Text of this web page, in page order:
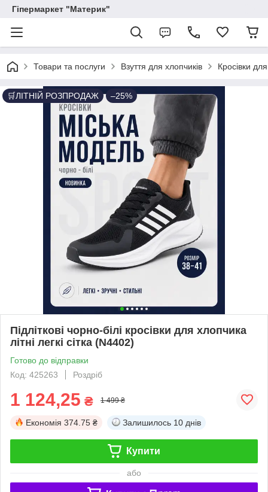
Гіпермаркет "Материк"
Товари та послуги Взуття для хлопчиків Кросівки
🛒ЛІТНІЙ РОЗПРОДАЖ –25%
Підліткові чорно-білі кросівки для хлопчика
літні легкі сітка (N4402)
Готово до відправки
Код: 425263
Роздріб
1 124,25 ₴ 1 499 ₴
Економія 374.75 ₴ Залишилось 10 днів
Купити
або